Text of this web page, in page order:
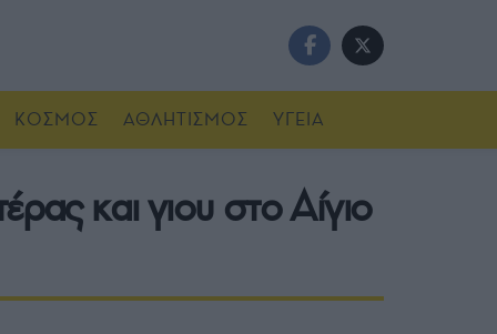
ΚΟΣΜΟΣ ΑΘΛΗΤΙΣΜΟΣ ΥΓΕΙΑ
και γιου στο Αίγιο